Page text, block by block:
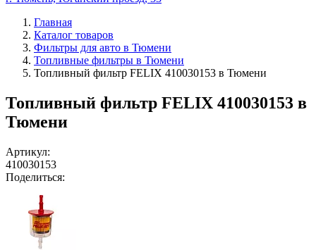
Главная
Каталог товаров
Фильтры для авто в Тюмени
Топливные фильтры в Тюмени
Топливный фильтр FELIX 410030153 в Тюмени
Топливный фильтр FELIX 410030153 в
Тюмени
Артикул:
410030153
Поделиться: